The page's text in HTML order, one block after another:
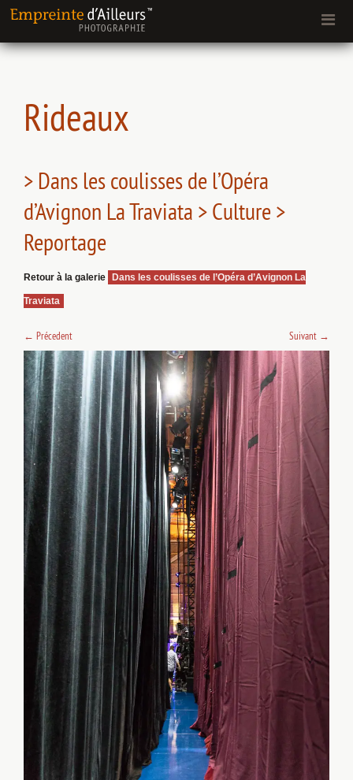
Rideaux
> Dans les coulisses de l’Opéra
d’Avignon La Traviata > Culture >
Reportage
Retour à la galerie Dans les coulisses de l’Opéra d’Avignon La
Traviata
← Précedent Suivant →